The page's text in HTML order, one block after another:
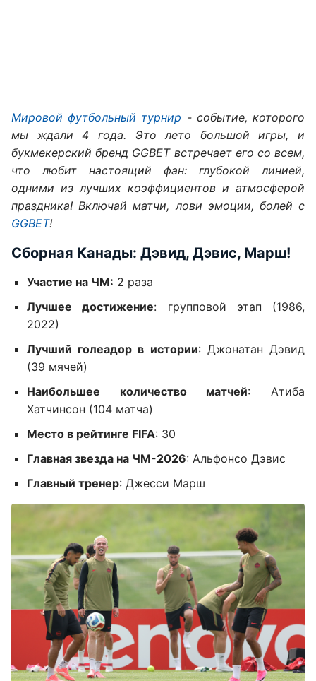
Мировой футбольный турнир - событие, которого
мы ждали 4 года. Это лето большой игры, и
букмекерский бренд GGBET встречает его со всем,
что любит настоящий фан: глубокой линией,
одними из лучших коэффициентов и атмосферой
праздника! Включай матчи, лови эмоции, болей с
GGBET!
Сборная Канады: Дэвид, Дэвис, Марш!
Участие на ЧМ: 2 раза
Лучшее достижение: групповой этап (1986,
2022)
Лучший голеадор в истории: Джонатан Дэвид
(39 мячей)
Наибольшее количество матчей: Атиба
Хатчинсон (104 матча)
Место в рейтинге FIFA: 30
Главная звезда на ЧМ-2026: Альфонсо Дэвис
Главный тренер: Джесси Марш